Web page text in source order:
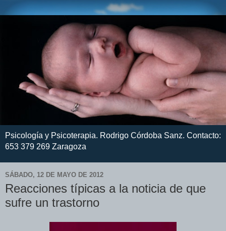
Psicología y Psicoterapia. Rodrigo Córdoba Sanz. Contacto:
653 379 269 Zaragoza
SÁBADO, 12 DE MAYO DE 2012
Reacciones típicas a la noticia de que
sufre un trastorno